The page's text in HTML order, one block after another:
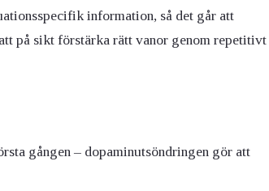
information, så det går att
på sikt förstärka rätt vanor genom repetitivt
gången – dopaminutsöndringen gör att